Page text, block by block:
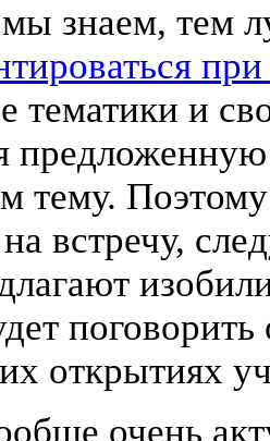
знаем, тем
тематики и
предложенную
тему. Поэтому
встречу,
открытиях
очень